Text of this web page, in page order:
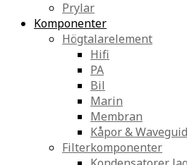
Prylar
Komponenter
Högtalarelement
Hifi
PA
Bil
Marin
Membran
Kåpor &
Filterkomponenter